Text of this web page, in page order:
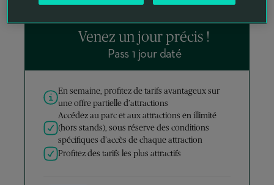
SÉLECTIONNÉ
Venez un jour précis !
Pass 1 jour daté
En semaine, profitez de tarifs avantageux sur
une offre partielle d’attractions
Accédez au parc et aux attractions en illimité
(hors stands), sous réserve des conditions
spécifiques d’accès de chaque attraction
Profitez des tarifs les plus attractifs